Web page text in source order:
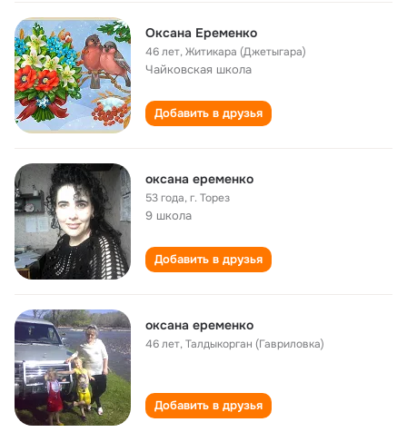
Оксана Еременко
46 лет,Житикара (Джетыгара)
Чайковская школа
Добавить в друзья
оксана еременко
53 года,г. Торез
9 школа
Добавить в друзья
оксана еременко
46 лет,Талдыкорган (Гавриловка)
Добавить в друзья